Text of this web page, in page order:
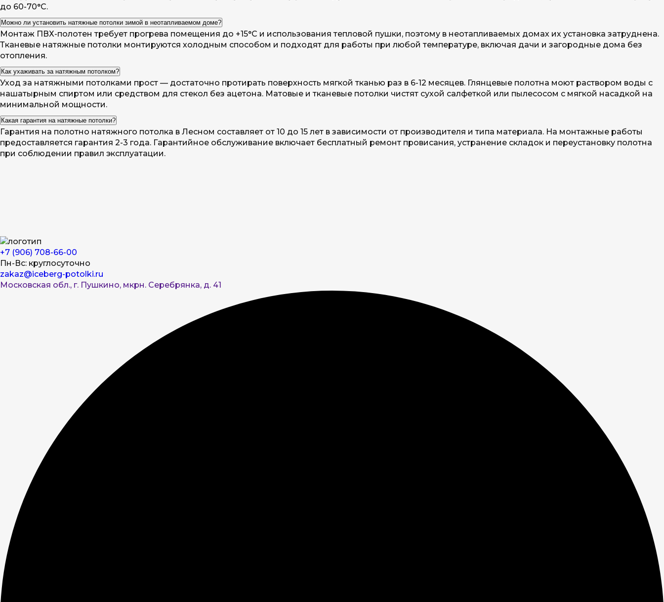
до 60-70°C.
Можно ли установить натяжные потолки зимой в неотапливаемом доме?
Монтаж ПВХ-полотен требует прогрева помещения до +15°C и использования тепловой пушки, поэтому в неотапливаемых домах их установка затруднена.
Тканевые натяжные потолки монтируются холодным способом и подходят для работы при любой температуре, включая дачи и загородные дома без
отопления.
Как ухаживать за натяжным потолком?
Уход за натяжными потолками прост — достаточно протирать поверхность мягкой тканью раз в 6-12 месяцев. Глянцевые полотна моют раствором воды с
нашатырным спиртом или средством для стекол без ацетона. Матовые и тканевые потолки чистят сухой салфеткой или пылесосом с мягкой насадкой на
минимальной мощности.
Какая гарантия на натяжные потолки?
Гарантия на полотно натяжного потолка в Лесном составляет от 10 до 15 лет в зависимости от производителя и типа материала. На монтажные работы
предоставляется гарантия 2-3 года. Гарантийное обслуживание включает бесплатный ремонт провисания, устранение складок и переустановку полотна
при соблюдении правил эксплуатации.
+7 (906) 708-66-00
Пн-Вс: круглосуточно
zakaz@iceberg-potolki.ru
Московская обл., г. Пушкино, мкрн. Серебрянка, д. 41